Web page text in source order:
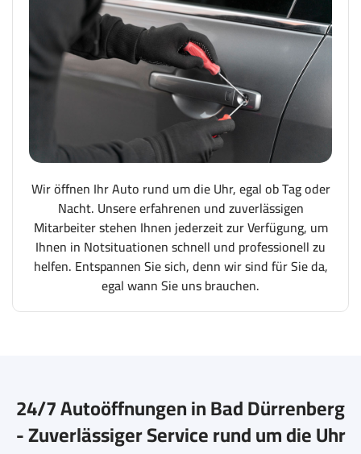
Wir öffnen Ihr Auto rund um die Uhr, egal ob Tag oder
Nacht. Unsere erfahrenen und zuverlässigen
Mitarbeiter stehen Ihnen jederzeit zur Verfügung, um
Ihnen in Notsituationen schnell und professionell zu
helfen. Entspannen Sie sich, denn wir sind für Sie da,
egal wann Sie uns brauchen.
24/7 Autoöffnungen in Bad Dürrenberg
- Zuverlässiger Service rund um die Uhr